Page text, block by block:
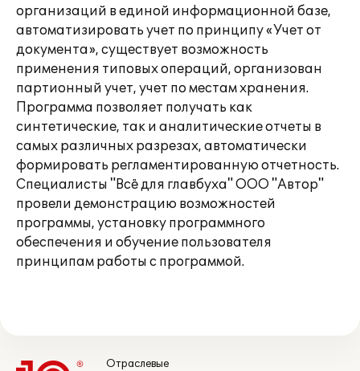
организаций в единой информационной базе,
автоматизировать учет по принципу «Учет от
документа», существует возможность
применения типовых операций, организован
партионный учет, учет по местам хранения.
Программа позволяет получать как
синтетические, так и аналитические отчеты в
самых различных разрезах, автоматически
формировать регламентированную отчетность.
Специалисты "Всё для главбуха" ООО "Автор"
провели демонстрацию возможностей
программы, установку программного
обеспечения и обучение пользователя
принципам работы с программой.
Отраслевые